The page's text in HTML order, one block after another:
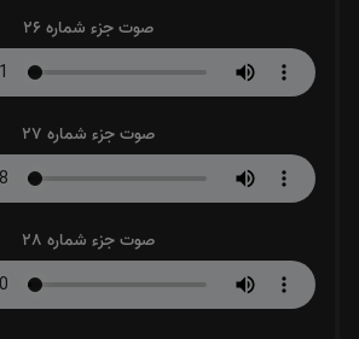
صوت جزء شماره 26
صوت جزء شماره 27
صوت جزء شماره 28